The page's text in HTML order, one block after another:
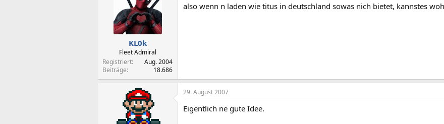
KL0k
Fleet Admiral
Registriert
Aug. 2004
Beiträge
18.686
also wenn n laden wie titus in deutschland sowas nich bietet, kannstes
29. August 2007
Eigentlich ne gute Idee.